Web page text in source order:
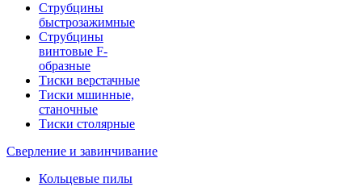
Струбцины
быстрозажимные
Струбцины
винтовые F-
образные
Тиски верстачные
Тиски мшинные,
станочные
Тиски столярные
Сверление и завинчивание
Кольцевые пилы